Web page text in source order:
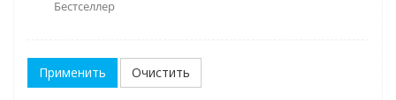
Бестселлер
Очистить